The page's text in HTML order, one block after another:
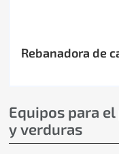
Rebanadora de
Equipos para
y verduras